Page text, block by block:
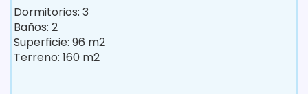
Dormitorios: 3
Baños: 2
Superficie: 96 m2
Terreno: 160 m2